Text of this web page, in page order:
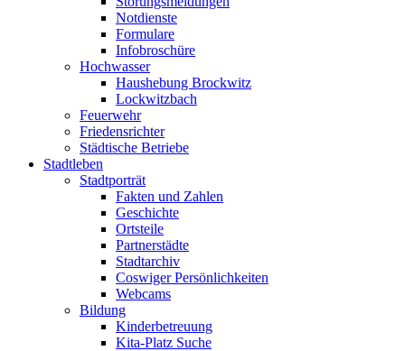
Notdienste
Formulare
Infobroschüre
Hochwasser
Haushebung Brockwitz
Lockwitzbach
Feuerwehr
Friedensrichter
Städtische Betriebe
Stadtleben
Stadtporträt
Fakten und Zahlen
Geschichte
Ortsteile
Partnerstädte
Stadtarchiv
Coswiger Persönlichkeiten
Webcams
Bildung
Kinderbetreuung
Kita-Platz Suche